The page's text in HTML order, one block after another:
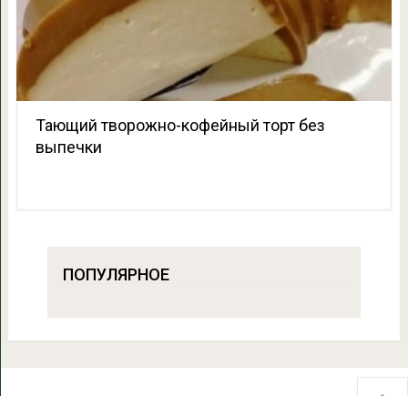
Тающий творожно-кофейный торт без
выпечки
ПОПУЛЯРНОЕ